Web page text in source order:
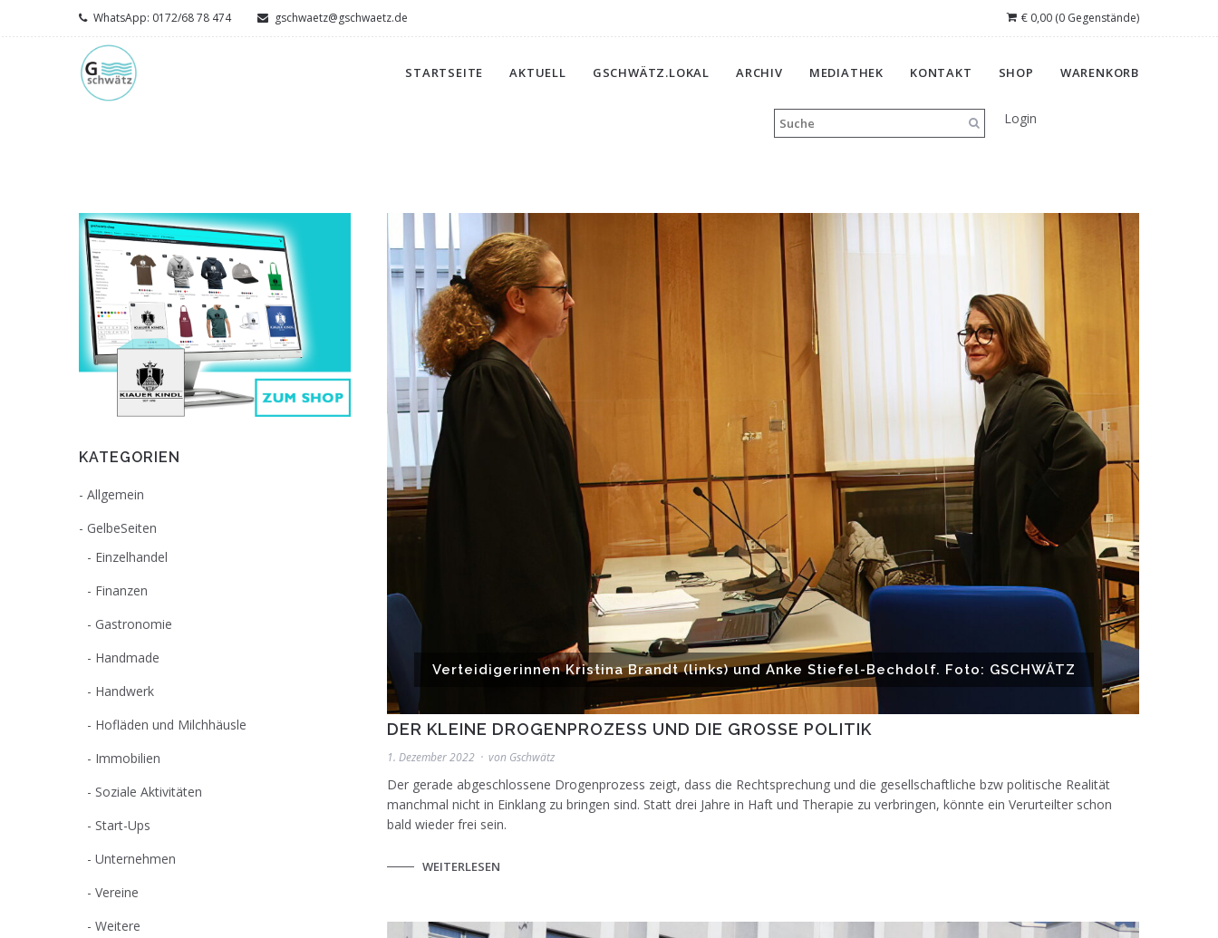
WhatsApp: 0172/68 78 474 gschwaetz@gschwaetz.de € 0,00 (0 Gegenstände)
STARTSEITE AKTUELL GSCHWÄTZ.LOKAL ARCHIV MEDIATHEK KONTAKT SHOP WARENKORB
Login
Verteidigerinnen Kristina Brandt (links) und Anke Stiefel-Bechdolf. Foto: GSCHWÄTZ
DER KLEINE DROGENPROZESS UND DIE GROSSE POLITIK
1. Dezember 2022 von Gschwätz
Der gerade abgeschlossene Drogenprozess zeigt, dass die Rechtsprechung und die gesellschaftliche bzw politische Realität
manchmal nicht in Einklang zu bringen sind. Statt drei Jahre in Haft und Therapie zu verbringen, könnte ein Verurteilter schon
bald wieder frei sein.
WEITERLESEN
KATEGORIEN
Allgemein
GelbeSeiten
Einzelhandel
Finanzen
Gastronomie
Handmade
Handwerk
Hofläden und Milchhäusle
Immobilien
Soziale Aktivitäten
Start-Ups
Unternehmen
Vereine
Weitere